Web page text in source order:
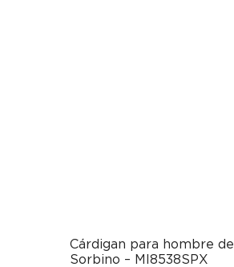
Cárdigan para hombre de
Sorbino – MI8538SPX